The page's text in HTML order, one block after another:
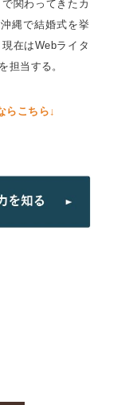
関わってきたカ
縄で結婚式を挙
在はWebライタ
担当する。
らこちら↓